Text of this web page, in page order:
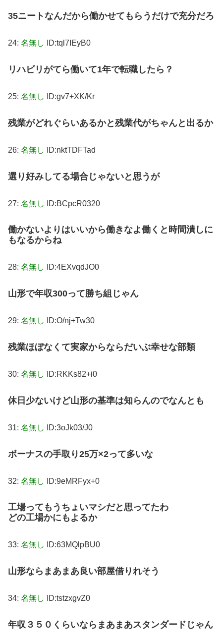
35ニートなんだから働かせてもらうだけで充分だろ
24: 名無し ID:tql7IEyB0
リハビリがてら働いて1年で転職したら？
25: 名無し ID:gv7+XK/Kr
残業がどれぐらいあるかと残業代がちゃんと出るか
26: 名無し ID:nktTDFTad
選り好みしてる場合じゃないと思うが
27: 名無し ID:BCpcR0320
働かないよりはいいから働きなよ働くと時間潰しに
もなるからね
28: 名無し ID:4EXvqdJO0
山形で年収300って勝ち組じゃん
29: 名無し ID:O/nj+Tw30
残業ほぼなくて実家からならだいぶ幸せな部類
30: 名無し ID:RKKs82+i0
休日少ないけど山形の基準は知らんのでなんとも
31: 名無し ID:3oJk03/J0
ボーナスの手取り25万×2って多いな
32: 名無し ID:9eMRFyx+0
工場ってもうちょいマシだと思ってたわ
どの工場かにもよるか
33: 名無し ID:63MQlpBU0
山形ならまあまあ良い部屋借りれそう
34: 名無し ID:tstzxgvZ0
年収３５０くらいならまあまあスタンダードじゃん